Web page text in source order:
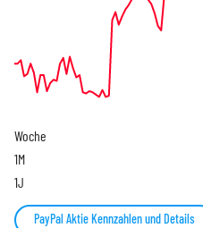
Woche
1M
1J
PayPal Aktie Kennzahlen und Details